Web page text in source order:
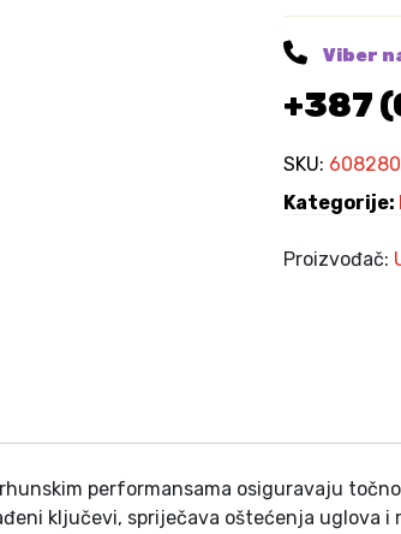
T
-
u
k
H
i
Viber
+387
SKU: 608280
Kategorije:
Proizvođač:
performansama osiguravaju
ključevi, spriječava oštećenja uglova